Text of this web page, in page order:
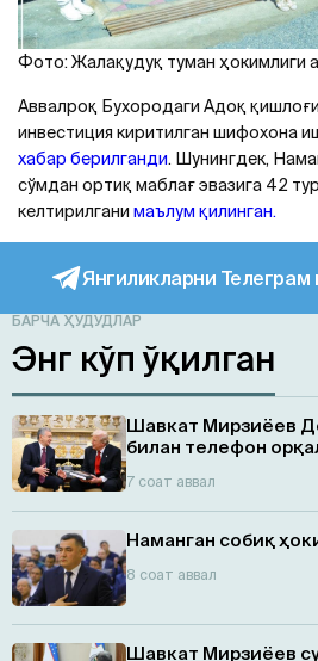
Фото: Жалақудуқ туман ҳокимлиги
Аввалроқ Бухородаги Aдоқ
инвестиция киритилган шифохона
хабар берилганди. Шунингдек,
сўмдан ортиқ маблағ эвазига 42
келтирилгани маълум қилинган.
Янгиликларни Телеграм
БАРЧА ҲУДУДЛАР
Энг кўп ўқилган
Шавкат Мирзиёев
билан телефон
7 соат аввал
Наманган собиқ
8 соат аввал
Шавкат Мирзиёев